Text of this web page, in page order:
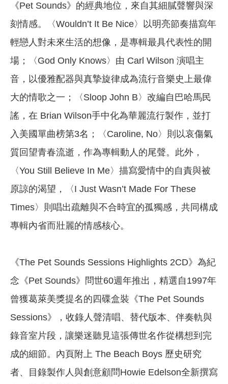
《Pet Sounds》的經典地位，來自其細膩聲響與深
刻情感。〈Wouldn’t It Be Nice〉以明亮節奏描寫年
輕戀人對未來生活的想像，是專輯最具代表性的開
場；〈God Only Knows〉由 Carl Wilson 演唱主
音，以優雅配器與真摯旋律成為流行音樂史上最偉
大的情歌之一；〈Sloop John B〉改編自巴哈馬民
謠，在 Brian Wilson手中化為華麗流行製作，並打
入美國單曲榜第3名；〈Caroline, No〉則以哀傷氣
質回望青春流逝，作為專輯動人的尾聲。此外，
〈You Still Believe In Me〉描寫愛情中的自責與被
原諒的渴望，〈I Just Wasn’t Made For These
Times〉則唱出疏離與不合時宜的孤獨感，共同構成
專輯內省而壯麗的情感核心。
《The Pet Sounds Sessions Highlights 2CD》為紀
念《Pet Sounds》問世60週年推出，精選自1997年
曾獲葛萊美獎提名的四碟盒裝《The Pet Sounds
Sessions》，收錄人聲清唱、替代版本、伴奏軌與
錄音室片段，讓樂迷聽見這張傳世名作從構想到完
成的細節。內頁附上 The Beach Boys 歷史研究
者、目錄製作人與創意顧問Howie Edelson全新撰寫